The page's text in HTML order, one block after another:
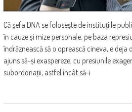
Că șefa DNA se folosește de instituțiile
în cauze și mize personale, pe baza
îndrăznească să o oprească cineva, e deja
ajuns să-și exaspereze, cu presiunile
subordonații, astfel încât să-i